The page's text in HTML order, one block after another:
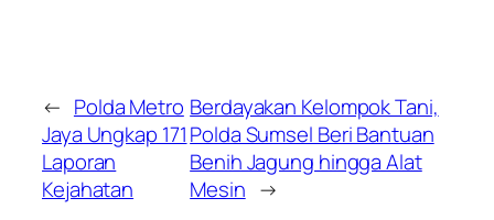
← Polda Metro
Jaya Ungkap 171
Laporan
Kejahatan
Berdayakan Kelompok Tani,
Polda Sumsel Beri Bantuan
Benih Jagung hingga Alat
Mesin →